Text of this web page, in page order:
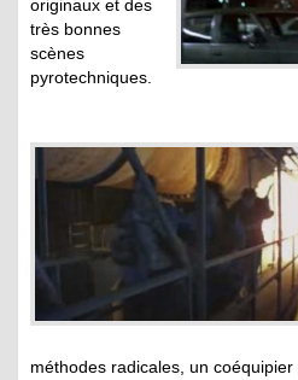
originaux et des
très bonnes
scènes
pyrotechniques.
méthodes radicales, un